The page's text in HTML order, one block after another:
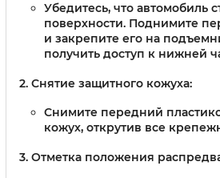
Убедитесь, что автомобиль
поверхности. Поднимите
и закрепите его на
получить доступ к нижней
Снятие защитного кожуха:
Снимите передний
кожух, открутив все
Отметка положения